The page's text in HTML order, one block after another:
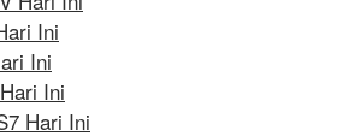
Ini
Ini
Ini
Hari Ini